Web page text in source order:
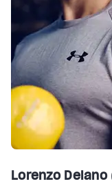
Lorenzo Delano